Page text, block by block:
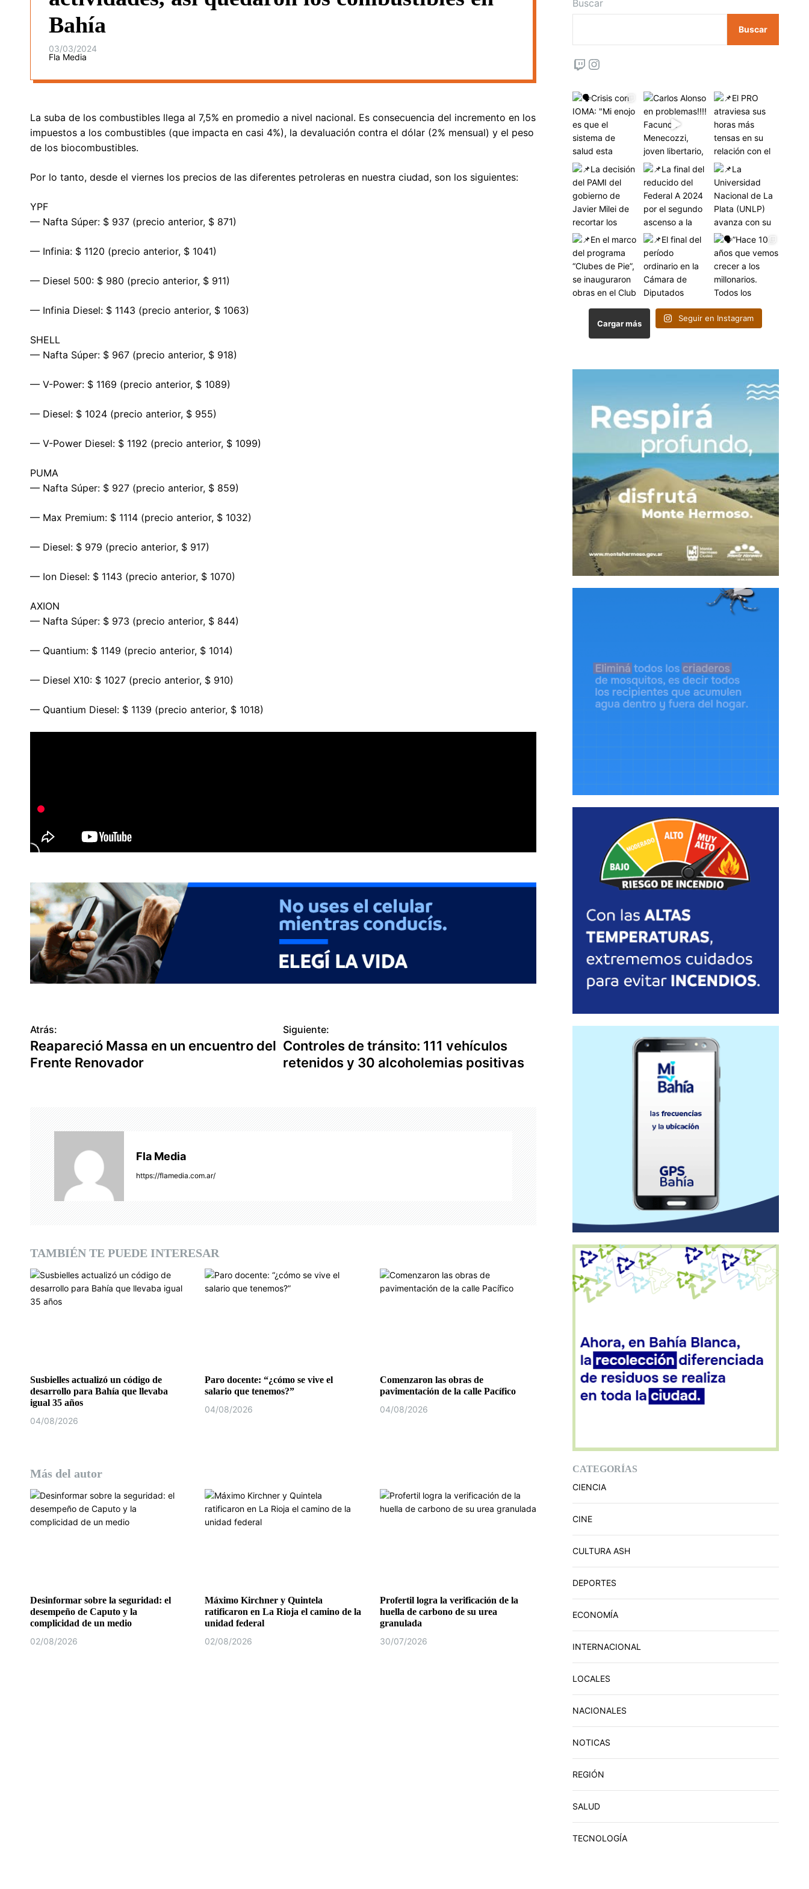
Bahía
03/03/2024
Fla Media
La suba de los combustibles llega al 7,5% en promedio a nivel nacional. Es consecuencia del incremento en los
impuestos a los combustibles (que impacta en casi 4%), la devaluación contra el dólar (2% mensual) y el peso
de los biocombustibles.
Por lo tanto, desde el viernes los precios de las diferentes petroleras en nuestra ciudad, son los siguientes:
YPF
— Nafta Súper: $ 937 (precio anterior, $ 871)
— Infinia: $ 1120 (precio anterior, $ 1041)
— Diesel 500: $ 980 (precio anterior, $ 911)
— Infinia Diesel: $ 1143 (precio anterior, $ 1063)
SHELL
— Nafta Súper: $ 967 (precio anterior, $ 918)
— V-Power: $ 1169 (precio anterior, $ 1089)
— Diesel: $ 1024 (precio anterior, $ 955)
— V-Power Diesel: $ 1192 (precio anterior, $ 1099)
PUMA
— Nafta Súper: $ 927 (precio anterior, $ 859)
— Max Premium: $ 1114 (precio anterior, $ 1032)
— Diesel: $ 979 (precio anterior, $ 917)
— Ion Diesel: $ 1143 (precio anterior, $ 1070)
AXION
— Nafta Súper: $ 973 (precio anterior, $ 844)
— Quantium: $ 1149 (precio anterior, $ 1014)
— Diesel X10: $ 1027 (precio anterior, $ 910)
— Quantium Diesel: $ 1139 (precio anterior, $ 1018)
N
a
d
e
e
r
a
d
s
Atrás:
Reapareció Massa en un encuentro del
Frente Renovador
Siguiente:
Controles de tránsito: 111 vehículos
retenidos y 30 alcoholemias positivas
Fla Media
https://flamedia.com.ar/
TAMBIÉN TE PUEDE INTERESAR
Susbielles actualizó un código de
desarrollo para Bahía que llevaba
igual 35 años
04/08/2026
Paro docente: “¿cómo se vive el
salario que tenemos?”
04/08/2026
Comenzaron las obras de
pavimentación de la calle Pacífico
04/08/2026
Más del autor
Desinformar sobre la seguridad: el
desempeño de Caputo y la
complicidad de un medio
02/08/2026
Máximo Kirchner y Quintela
ratificaron en La Rioja el camino de la
unidad federal
02/08/2026
Profertil logra la verificación de la
huella de carbono de su urea
granulada
30/07/2026
Buscar
Buscar
Twitch
Cargar más
Seguir en Instagram
CATEGORÍAS
CIENCIA
CINE
CULTURA ASH
DEPORTES
ECONOMÍA
INTERNACIONAL
LOCALES
NACIONALES
NOTICAS
REGIÓN
SALUD
TECNOLOGÍA